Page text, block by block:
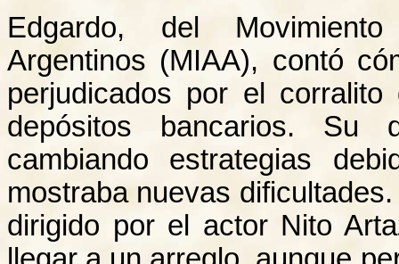
Edgardo, del
Argentinos (MIAA), contó
perjudicados por el
depósitos bancarios. Su
cambiando estrategias
mostraba nuevas
dirigido por el actor Nito